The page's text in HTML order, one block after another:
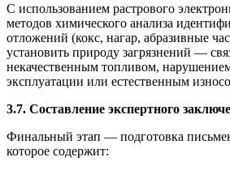
С использованием растрового
методов химического анализа
отложений (кокс, нагар, абразивные
установить природу загрязнений —
некачественным топливом,
эксплуатации или естественным
3.7. Составление экспертного
Финальный этап — подготовка
которое содержит: